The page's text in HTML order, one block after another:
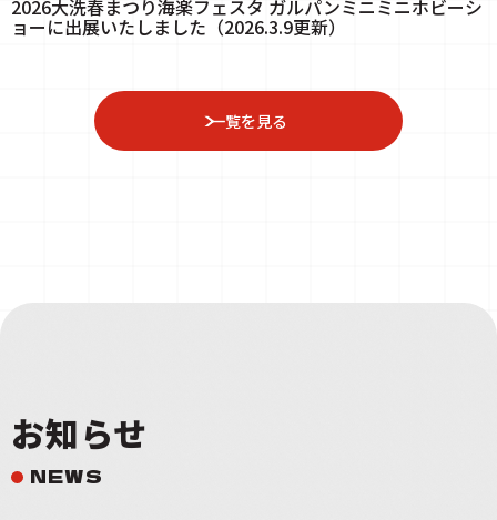
2026大洗春まつり海楽フェスタ ガルパンミニミニホビーシ
ョーに出展いたしました（2026.3.9更新）
一覧を見る
お知らせ
NEWS